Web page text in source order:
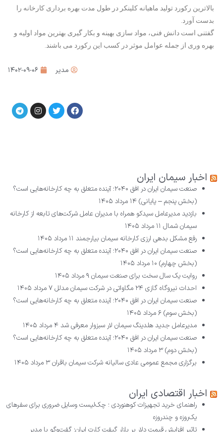
بالاترین رکورد تولید ماهیانه کلینکر در طول مدت بهره برداری کارخانه را
بدست آورد.
گفتنی است دانش فنی، مواد سازی بهینه و بکار گیری بهترین مواد اولیه و
بهره وری از جمله عوامل موثر در کسب این رکورد می باشند.
مدیر ۱۴۰۲-۰۹-۰۶
اخبار سیمان ایران
صنعت سیمان ایران در افق ۲۰۴۰؛ آینده متعلق به چه کارخانه‌هایی است؟
(بخش پنجم – پایانی) ۱۴ مرداد ۱۴۰۵
بازدید مدیرعامل سیدکو همراه با مدیران عامل شرکت‌های تابعه از کارخانه
سیمان شمال ۱۱ مرداد ۱۴۰۵
رفع مشکل بدهی ارزی کارخانه سیمان بیارجمند ۱۱ مرداد ۱۴۰۵
صنعت سیمان ایران در افق ۲۰۴۰؛ آینده متعلق به چه کارخانه‌هایی است؟
(بخش چهارم) ۱۰ مرداد ۱۴۰۵
روایت یک سال سخت برای صنعت سیمان۹ مرداد ۱۴۰۵
احداث نیروگاه گازی ۲۴ مگاواتی در شرکت سیمان مدلل
۷ مرداد ۱۴۰۵
صنعت سیمان ایران در افق ۲۰۴۰؛ آینده متعلق به چه کارخانه‌هایی است؟
(بخش سوم)۶ مرداد ۱۴۰۵
مدیرعامل جدید هلدینگ سیمان لار سبزوار معرفی شد ۴ مرداد ۱۴۰۵
صنعت سیمان ایران در افق ۲۰۴۰؛ آینده متعلق به چه کارخانه‌هایی است؟
(بخش دوم)۳ مرداد ۱۴۰۵
برگزاری مجمع عمومی عادی سالیانه شرکت سیمان باقران۳ مرداد ۱۴۰۵
اخبار اقتصادی ایران
راهنمای خرید تجهیزات کوهنوردی ؛ چک‌لیست وسایل ضروری برای سفرهای
یک‌روزه و چندروزه